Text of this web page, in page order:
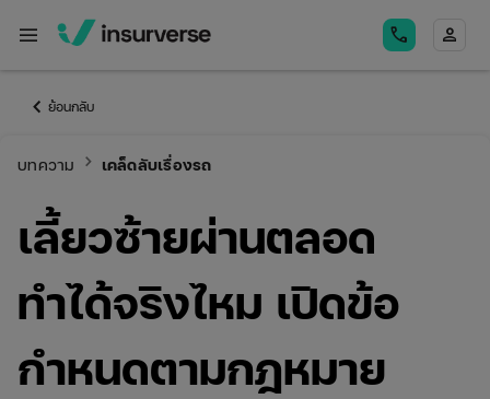
menu call person
keyboard_arrow_left ย้อนกลับ
บทความ keyboard_arrow_right เคล็ดลับเรื่องรถ
เลี้ยวซ้ายผ่านตลอด
ทำได้จริงไหม เปิดข้อ
กำหนดตามกฎหมาย